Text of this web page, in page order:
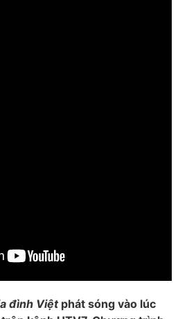
đình Việtphát sóng vào lúc